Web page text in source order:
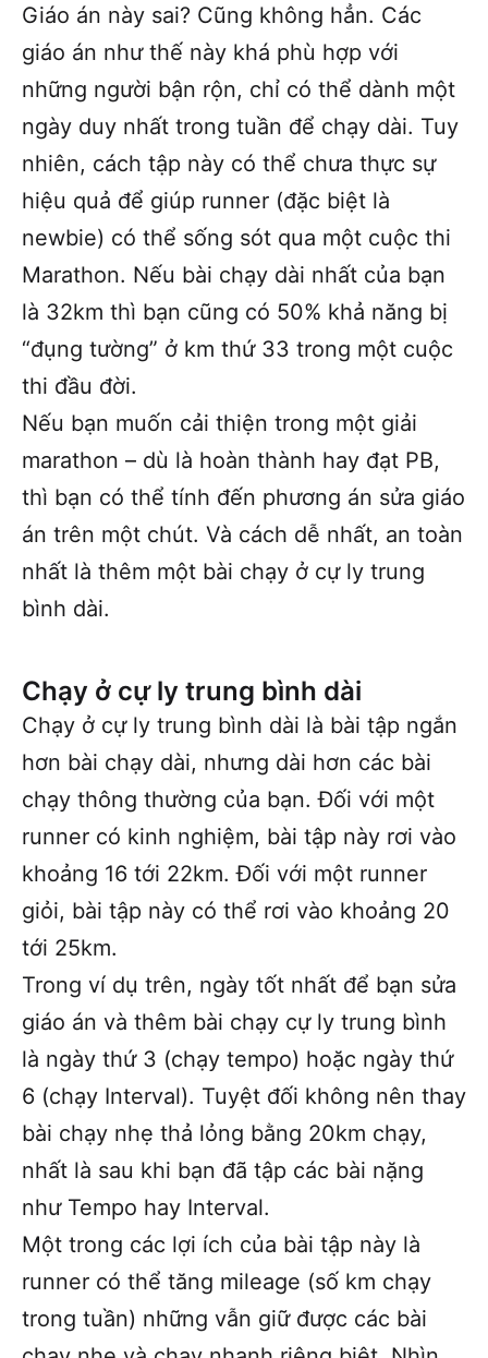
Giáo án này sai? Cũng không hẳn. Các
giáo án như thế này khá phù hợp với
những người bận rộn, chỉ có thể dành một
ngày duy nhất trong tuần để chạy dài. Tuy
nhiên, cách tập này có thể chưa thực sự
hiệu quả để giúp runner (đặc biệt là
newbie) có thể sống sót qua một cuộc thi
Marathon. Nếu bài chạy dài nhất của bạn
là 32km thì bạn cũng có 50% khả năng bị
“đụng tường” ở km thứ 33 trong một cuộc
thi đầu đời.
Nếu bạn muốn cải thiện trong một giải
marathon – dù là hoàn thành hay đạt PB,
thì bạn có thể tính đến phương án sửa giáo
án trên một chút. Và cách dễ nhất, an toàn
nhất là thêm một bài chạy ở cự ly trung
bình dài.
Chạy ở cự ly trung bình dài
Chạy ở cự ly trung bình dài là bài tập ngắn
hơn bài chạy dài, nhưng dài hơn các bài
chạy thông thường của bạn. Đối với một
runner có kinh nghiệm, bài tập này rơi vào
khoảng 16 tới 22km. Đối với một runner
giỏi, bài tập này có thể rơi vào khoảng 20
tới 25km.
Trong ví dụ trên, ngày tốt nhất để bạn sửa
giáo án và thêm bài chạy cự ly trung bình
là ngày thứ 3 (chạy tempo) hoặc ngày thứ
6 (chạy Interval). Tuyệt đối không nên thay
bài chạy nhẹ thả lỏng bằng 20km chạy,
nhất là sau khi bạn đã tập các bài nặng
như Tempo hay Interval.
Một trong các lợi ích của bài tập này là
runner có thể tăng mileage (số km chạy
trong tuần) những vẫn giữ được các bài